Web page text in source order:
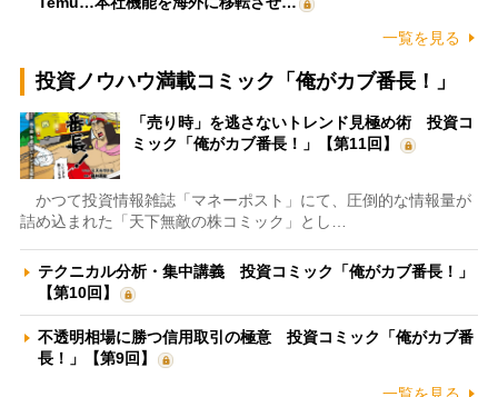
一覧を見る
投資ノウハウ満載コミック「俺がカブ番長！」
「売り時」を逃さないトレンド見極め術 投資コ
ミック「俺がカブ番長！」【第11回】
かつて投資情報雑誌「マネーポスト」にて、圧倒的な情報量が
詰め込まれた「天下無敵の株コミック」とし…
テクニカル分析・集中講義 投資コミック「俺がカブ番長！」
【第10回】
不透明相場に勝つ信用取引の極意 投資コミック「俺がカブ番
長！」【第9回】